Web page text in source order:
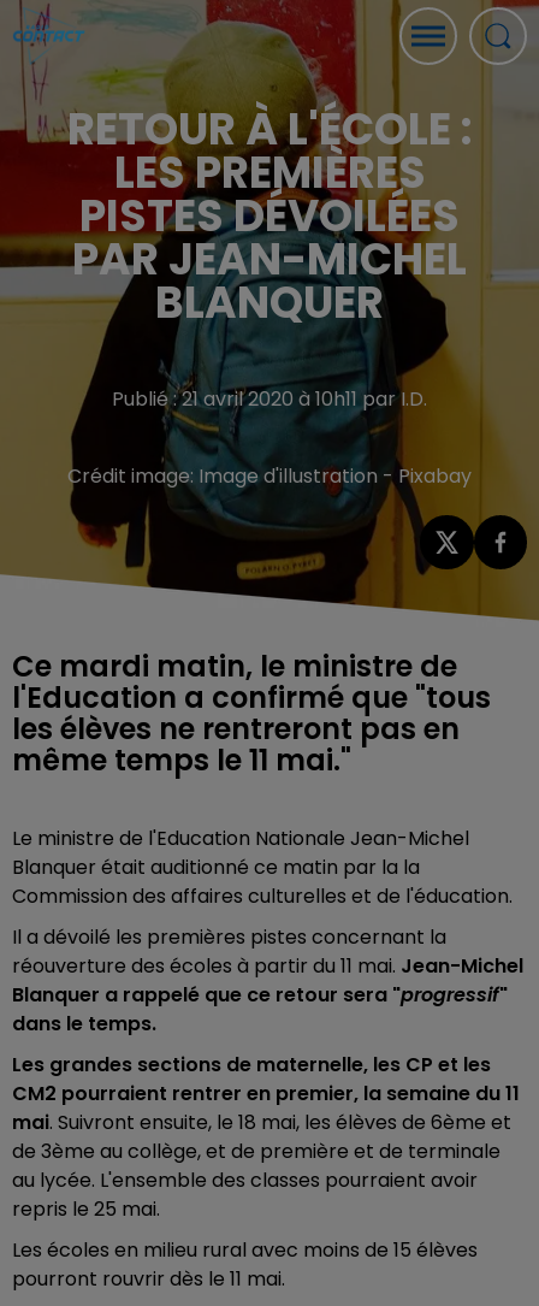
RETOUR À L'ÉCOLE :
LES PREMIÈRES
PISTES DÉVOILÉES
PAR JEAN-MICHEL
BLANQUER
Publié : 21 avril 2020 à 10h11 par I.D.
Crédit image: Image d'illustration - Pixabay
Ce mardi matin, le ministre de
l'Education a confirmé que "tous
les élèves ne rentreront pas en
même temps le 11 mai."
Le ministre de l'Education Nationale Jean-Michel
Blanquer était auditionné ce matin par la la
Commission des affaires culturelles et de l'éducation.
Il a dévoilé les premières pistes concernant la
réouverture des écoles à partir du 11 mai. Jean-Michel
Blanquer a rappelé que ce retour sera "progressif"
dans le temps.
Les grandes sections de maternelle, les CP et les
CM2 pourraient rentrer en premier, la semaine du 11
mai. Suivront ensuite, le 18 mai, les élèves de 6ème et
de 3ème au collège, et de première et de terminale
au lycée. L'ensemble des classes pourraient avoir
repris le 25 mai.
Les écoles en milieu rural avec moins de 15 élèves
pourront rouvrir dès le 11 mai.